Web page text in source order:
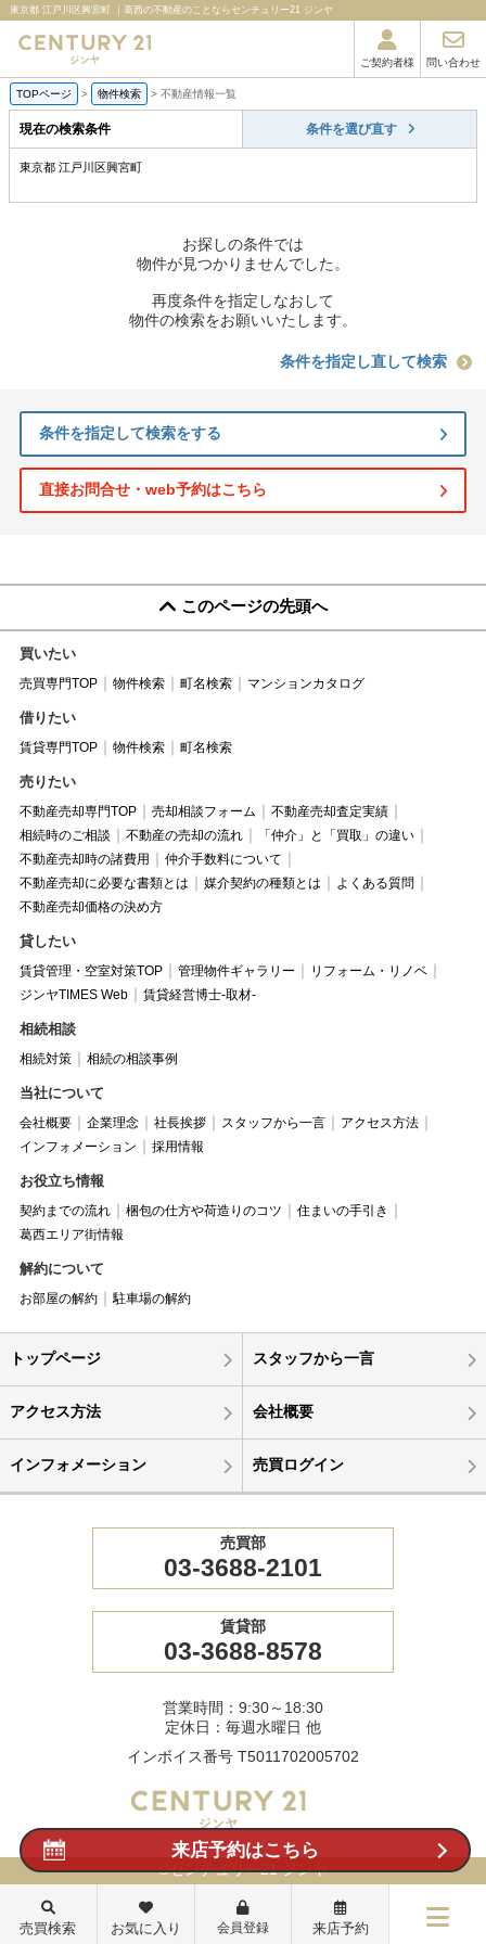
東京都 江戸川区興宮町 ｜葛西の不動産のことならセンチュリー21 ジンヤ
ご契約者様 問い合わせ
TOPページ > 物件検索 > 不動産情報一覧
現在の検索条件 条件を選び直す
東京都 江戸川区興宮町
お探しの条件では
物件が見つかりませんでした。
再度条件を指定しなおして
物件の検索をお願いいたします。
条件を指定し直して検索
条件を指定して検索をする
直接お問合せ・web予約はこちら
このページの先頭へ
買いたい
売買専門TOP 物件検索 町名検索 マンションカタログ
借りたい
賃貸専門TOP 物件検索 町名検索
売りたい
不動産売却専門TOP 売却相談フォーム
不動産売却査定実績
相続時のご相談
不動産の売却の流れ
「仲介」と「買取」の違い
不動産売却時の諸費用
仲介手数料について
不動産売却に必要な書類とは
媒介契約の種類とは
よくある質問
不動産売却価格の決め方
貸したい
賃貸管理・空室対策TOP 管理物件ギャラリー
リフォーム・リノベ
ジンヤTIMES Web
賃貸経営博士-取材-
相続相談
相続対策 相続の相談事例
当社について
会社概要 企業理念 社長挨拶 スタッフから一言
アクセス方法
インフォメーション
採用情報
お役立ち情報
契約までの流れ 梱包の仕方や荷造りのコツ
住まいの手引き
葛西エリア街情報
解約について
お部屋の解約 駐車場の解約
トップページ スタッフから一言
アクセス方法 会社概要
インフォメーション 売買ログイン
売買部
03-3688-2101
賃貸部
03-3688-8578
営業時間：9:30～18:30
定休日：毎週水曜日 他
インボイス番号 T5011702005702
©センチュリー21 ジンヤ
来店予約はこちら
売買検索 お気に入り 会員登録 来店予約